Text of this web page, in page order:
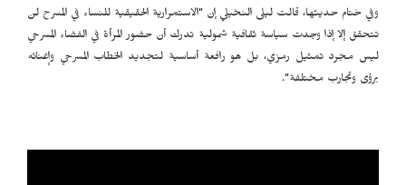
وفي ختام حديثها، قالت ليلى النخيلي إن "الاستمرارية الحقيقية للنساء في المسرح لن
تتحقق إلا إذا وجدت سياسة ثقافية شمولية تدرك أن حضور المرأة في الفضاء المسرحي
ليس مجرد تمثيل رمزي، بل هو رافعة أساسية لتجديد الخطاب المسرحي وإغنائه
برؤى وتجارب مختلفة".